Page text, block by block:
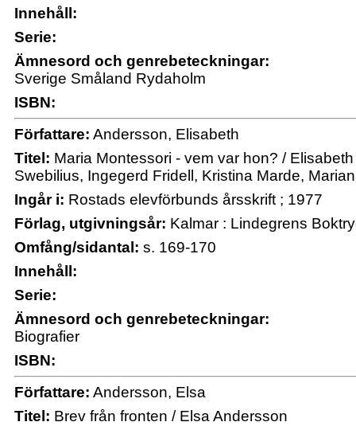
Innehåll:
Serie:
Ämnesord och genrebeteckningar:
Sverige Småland Rydaholm
ISBN:
Författare: Andersson, Elisabeth
Titel: Maria Montessori - vem var hon? /
Swebilius, Ingegerd Fridell, Kristina Marde,
Ingår i: Rostads elevförbunds årsskrift ; 1977
Förlag, utgivningsår: Kalmar : Lindegrens
Omfång/sidantal: s. 169-170
Innehåll:
Serie:
Ämnesord och genrebeteckningar:
Biografier
ISBN:
Författare: Andersson, Elsa
Titel: Brev från fronten / Elsa Andersson